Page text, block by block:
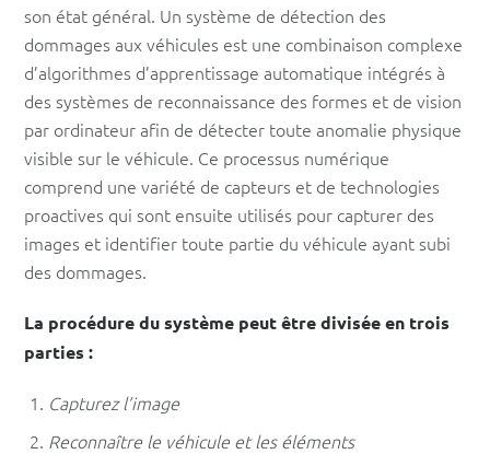
son état général. Un système de détection des
dommages aux véhicules est une combinaison complexe
d’algorithmes d’apprentissage automatique intégrés à
des systèmes de reconnaissance des formes et de vision
par ordinateur afin de détecter toute anomalie physique
visible sur le véhicule. Ce processus numérique
comprend une variété de capteurs et de technologies
proactives qui sont ensuite utilisés pour capturer des
images et identifier toute partie du véhicule ayant subi
des dommages.
La procédure du système peut être divisée en trois
parties :
Capturez l’image
Reconnaître le véhicule et les éléments